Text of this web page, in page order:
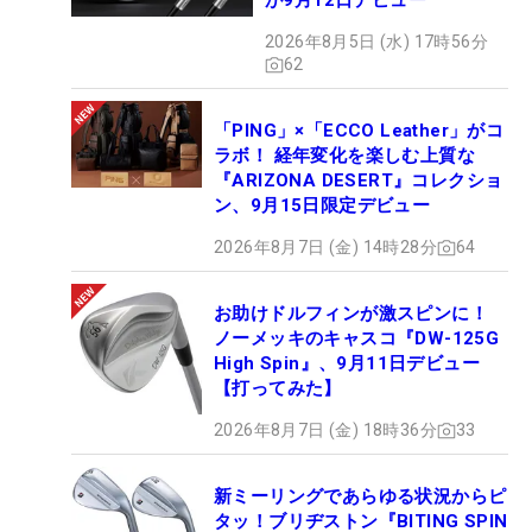
2026年8月5日 (水) 17時56分
62
「PING」×「ECCO Leather」がコ
ラボ！ 経年変化を楽しむ上質な
『ARIZONA DESERT』コレクショ
ン、9月15日限定デビュー
2026年8月7日 (金) 14時28分 64
お助けドルフィンが激スピンに！
ノーメッキのキャスコ『DW-125G
High Spin』、9月11日デビュー
【打ってみた】
2026年8月7日 (金) 18時36分 33
新ミーリングであらゆる状況からピ
タッ！ブリヂストン『BITING SPIN